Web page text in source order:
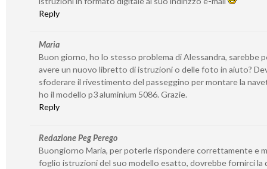
Reply
Maria
Buon giorno, ho lo stesso problema di Alessandra, sarebbe
avere un nuovo libretto di istruzioni o delle foto in aiuto?
sfoderare il rivestimento del passeggino per montare la
ho il modello p3 aluminium 5086. Grazie.
Reply
Redazione Peg Perego
Buongiorno Maria, per poterle rispondere correttamente e
foglio istruzioni del suo modello esatto, dovrebbe fornirci la